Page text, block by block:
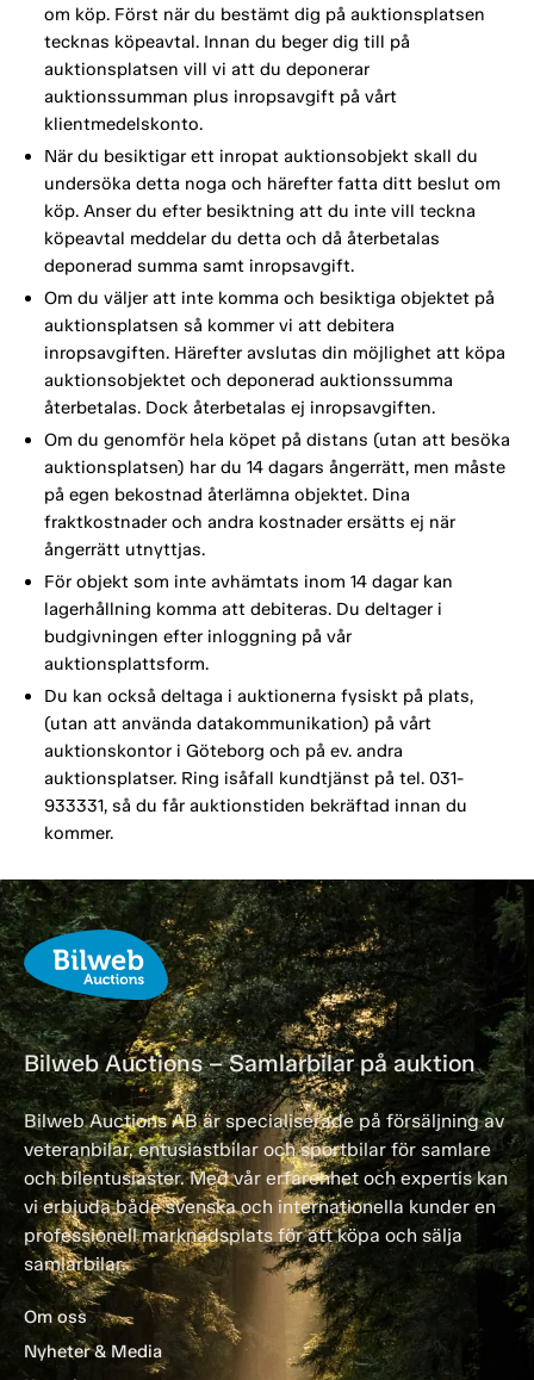
om köp. Först när du bestämt dig på auktionsplatsen
tecknas köpeavtal. Innan du beger dig till på
auktionsplatsen vill vi att du deponerar
auktionssumman plus inropsavgift på vårt
klientmedelskonto.
När du besiktigar ett inropat auktionsobjekt skall du
undersöka detta noga och härefter fatta ditt beslut om
köp. Anser du efter besiktning att du inte vill teckna
köpeavtal meddelar du detta och då återbetalas
deponerad summa samt inropsavgift.
Om du väljer att inte komma och besiktiga objektet på
auktionsplatsen så kommer vi att debitera
inropsavgiften. Härefter avslutas din möjlighet att köpa
auktionsobjektet och deponerad auktionssumma
återbetalas. Dock återbetalas ej inropsavgiften.
Om du genomför hela köpet på distans (utan att besöka
auktionsplatsen) har du 14 dagars ångerrätt, men måste
på egen bekostnad återlämna objektet. Dina
fraktkostnader och andra kostnader ersätts ej när
ångerrätt utnyttjas.
För objekt som inte avhämtats inom 14 dagar kan
lagerhållning komma att debiteras. Du deltager i
budgivningen efter inloggning på vår
auktionsplattsform.
Du kan också deltaga i auktionerna fysiskt på plats,
(utan att använda datakommunikation) på vårt
auktionskontor i Göteborg och på ev. andra
auktionsplatser. Ring isåfall kundtjänst på tel. 031-
933331, så du får auktionstiden bekräftad innan du
kommer.
Bilweb Auctions – Samlarbilar på auktion
Bilweb Auctions AB är specialiserade på försäljning av
veteranbilar, entusiastbilar och sportbilar för samlare
och bilentusiaster. Med vår erfarenhet och expertis kan
vi erbjuda både svenska och internationella kunder en
professionell marknadsplats för att köpa och sälja
samlarbilar.
Om oss
Nyheter & Media